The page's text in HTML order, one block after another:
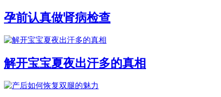
孕前认真做肾病检查
解开宝宝夏夜出汗多的真相